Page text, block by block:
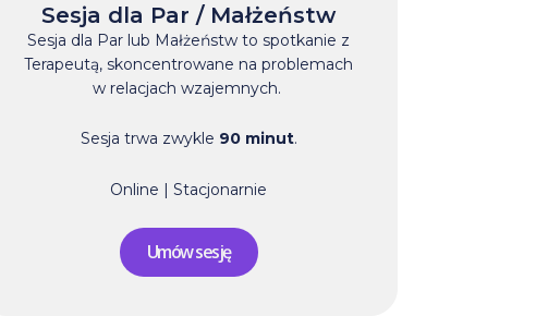
Sesja dla Par / Małżeństw
Sesja dla Par lub Małżeństw to spotkanie z
Terapeutą, skoncentrowane na problemach
w relacjach wzajemnych.
Sesja trwa zwykle 90 minut.
Online | Stacjonarnie
Umów sesję